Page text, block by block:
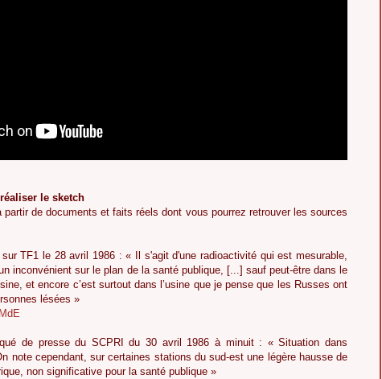
le sketch
de documents et faits réels dont vous pourrez retrouver les sources
TF1 le 28 avril 1986 : « Il s'agit d'une radioactivité qui est mesurable,
inconvénient sur le plan de la santé publique, [...] sauf peut-être dans le
et encore c’est surtout dans l’usine que je pense que les Russes ont
lésées »
de presse du SCPRI du 30 avril 1986 à minuit : « Situation dans
note cependant, sur certaines stations du sud-est une légère hausse de
non significative pour la santé publique »